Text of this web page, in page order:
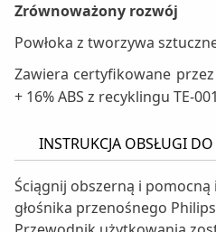
Zrównoważony rozwój
Powłoka z tworzywa
Zawiera certyfikowane przez
+ 16% ABS z recyklingu TE-
INSTRUKCJA OBSŁUGI
Ściągnij obszerną i
głośnika przenośnego